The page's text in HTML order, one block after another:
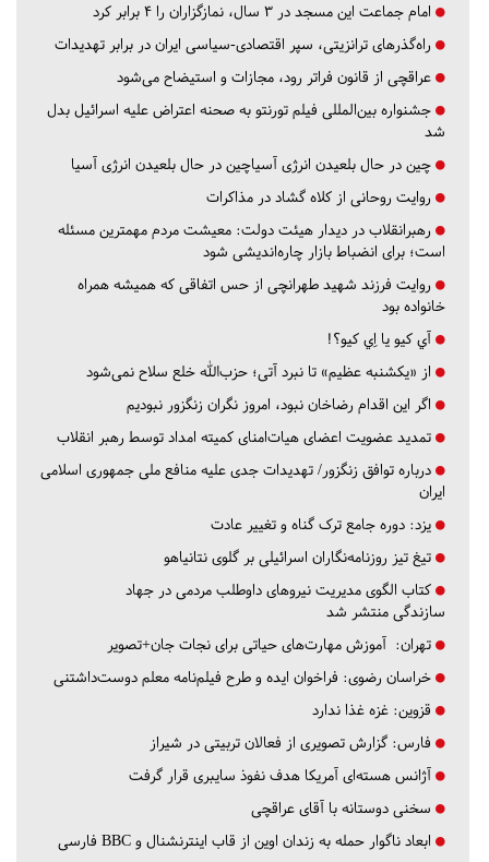
امام جماعت این مسجد در ۳ سال، نمازگزاران را ۴ برابر کرد
راه‌گذرهای ترانزیتی، سپر اقتصادی-سیاسی ایران در برابر تهدیدات
عراقچی از قانون فراتر رود، مجازات و استیضاح می‌شود
جشنواره بین‌المللی فیلم تورنتو به صحنه اعتراض علیه اسرائیل بدل
شد
چین در حال بلعیدن انرژی آسیاچین در حال بلعیدن انرژی آسیا
روایت روحانی از کلاه گشاد در مذاکرات
رهبرانقلاب در دیدار هیئت دولت: معیشت مردم مهمترین مسئله
است؛ برای انضباط بازار چاره‌اندیشی شود
روایت فرزند شهید طهرانچی از حس اتفاقی که همیشه همراه
خانواده بود
آي كيو يا اِي كيو؟!
از «یکشنبه عظیم» تا نبرد آتی؛ حزب‌الله خلع سلاح نمی‌شود
اگر این اقدام رضاخان نبود، امروز نگران زنگزور نبودیم
تمدید عضویت اعضای هیات‌امنای کمیته امداد توسط رهبر انقلاب
درباره توافق زنگزور/ تهدیدات جدی علیه منافع ملی جمهوری اسلامی
ایران
یزد: دوره جامع ترک گناه و تغییر عادت
تیغ تیز روزنامه‌نگاران اسرائیلی بر گلوی نتانیاهو
کتاب الگوی مدیریت نیروهای داوطلب مردمی در جهاد
سازندگی منتشر شد
تهران: آموزش مهارت‌های حیاتی برای نجات جان+تصویر
خراسان رضوی: فراخوان ایده و طرح فیلم‌نامه معلم دوست‌داشتنی
قزوین: غزه غذا ندارد
فارس: گزارش تصویری از فعالان تربیتی در شیراز
آژانس هسته‌ای آمریکا هدف نفوذ سایبری قرار گرفت
سخنی دوستانه با آقای عراقچی
ابعاد ناگوار حمله به زندان اوین از قاب اینترنشنال و BBC فارسی